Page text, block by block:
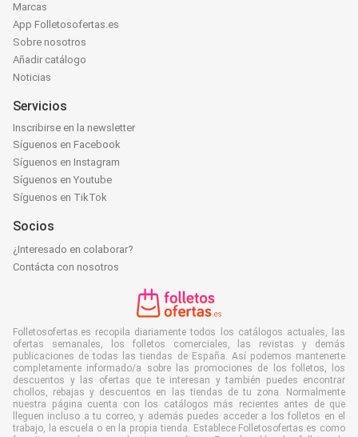
Marcas
App Folletosofertas.es
Sobre nosotros
Añadir catálogo
Noticias
Servicios
Inscribirse en la newsletter
Síguenos en Facebook
Síguenos en Instagram
Síguenos en Youtube
Síguenos en TikTok
Socios
¿Interesado en colaborar?
Contácta con nosotros
Folletosofertas.es recopila diariamente todos los catálogos actuales, las
ofertas semanales, los folletos comerciales, las revistas y demás
publicaciones de todas las tiendas de España. Así podemos mantenerte
completamente informado/a sobre las promociones de los folletos, los
descuentos y las ofertas que te interesan y también puedes encontrar
chollos, rebajas y descuentos en las tiendas de tu zona. Normalmente
nuestra página cuenta con los catálogos más recientes antes de que
lleguen incluso a tu correo, y además puedes acceder a los folletos en el
trabajo, la escuela o en la propia tienda. Establece Folletosofertas.es como